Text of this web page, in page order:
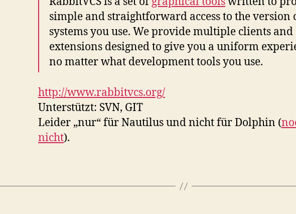
simple and straightforward access to the version
systems you use. We provide multiple clients and
extensions designed to give you a uniform
no matter what development tools you use.
http://www.rabbitvcs.org/
Unterstützt: SVN, GIT
Leider „nur“ für Nautilus und nicht für Dolphin (
nicht).